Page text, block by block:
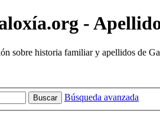
-
sobre historia familiar y apellidos de
Buscar Búsqueda avanzada